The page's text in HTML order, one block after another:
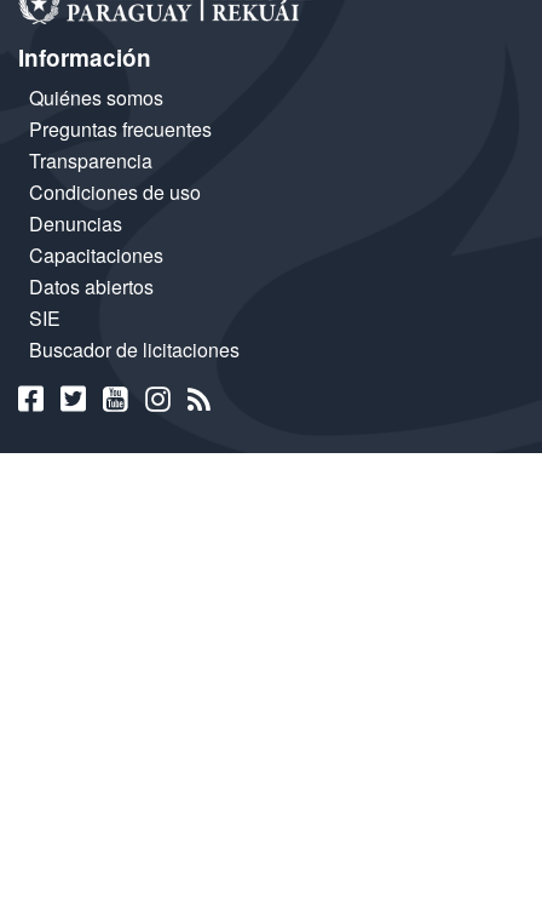
Información
Quiénes somos
Preguntas frecuentes
Transparencia
Condiciones de uso
Denuncias
Capacitaciones
Datos abiertos
SIE
Buscador de licitaciones